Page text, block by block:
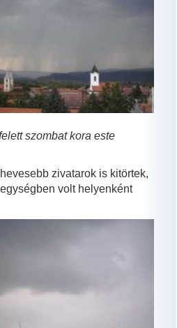
szombat kora este
zivatarok is kitörtek,
volt helyenként